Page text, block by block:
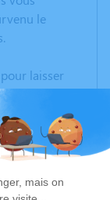
le
laisser
une
des
lieu
d’Yvette